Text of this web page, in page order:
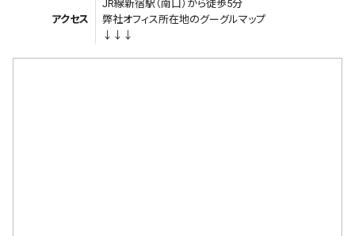
アクセス
JR線新宿駅（南口）から徒歩5分
弊社オフィス所在地のグーグルマップ
↓↓↓